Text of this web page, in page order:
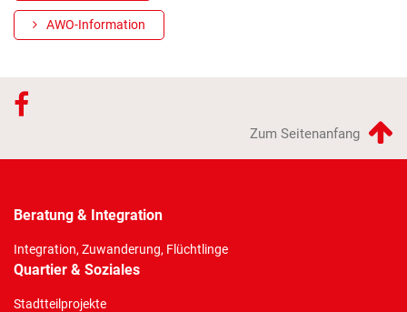
AWO-Information
Zum Seitenanfang
Beratung & Integration
Integration, Zuwanderung, Flüchtlinge
Quartier & Soziales
Stadtteilprojekte